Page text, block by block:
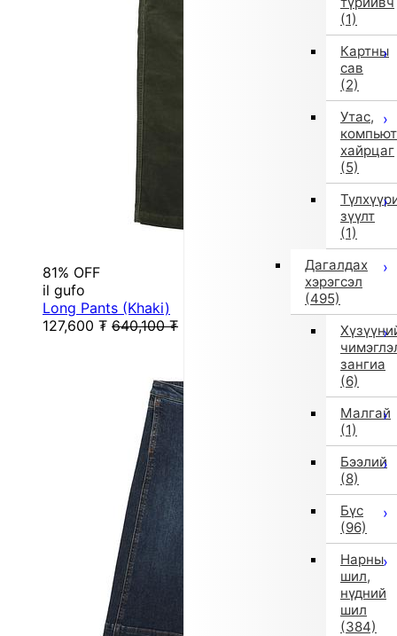
(1)
Картны
сав
(2)
Утас,
хайрцаг
(5)
зүүлт
(1)
Дагалдах
хэрэгсэл
(495)
зангиа
(6)
Малгай
(1)
Бээлий
(8)
Бүс
(96)
Нарны
шил,
нүдний
шил
(384)
81% OFF
il gufo
Long Pants (Khaki)
127,600 ₮ 640,100 ₮